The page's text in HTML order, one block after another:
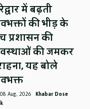
में बढ़ती
की भीड़ के
प्रशासन की
की जमकर
यह बोले
08 Aug, 2026 Khabar Dose